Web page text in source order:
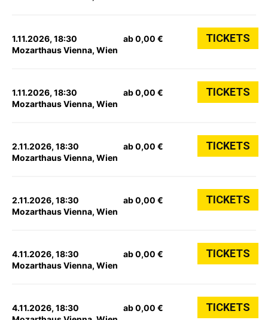
1.11.2026, 18:30
Mozarthaus Vienna, Wien
ab 0,00 € TICKETS
1.11.2026, 18:30
Mozarthaus Vienna, Wien
ab 0,00 € TICKETS
2.11.2026, 18:30
Mozarthaus Vienna, Wien
ab 0,00 € TICKETS
2.11.2026, 18:30
Mozarthaus Vienna, Wien
ab 0,00 € TICKETS
4.11.2026, 18:30
Mozarthaus Vienna, Wien
ab 0,00 € TICKETS
4.11.2026, 18:30
ab 0,00 € TICKETS